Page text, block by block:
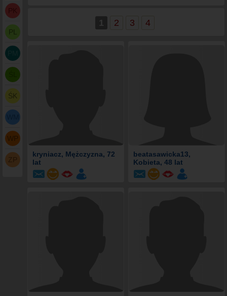
PL
ŚK
WP
1 2 3 4
kryniacz, Mężczyzna, 72
lat
beatasawicka13,
Kobieta, 48 lat